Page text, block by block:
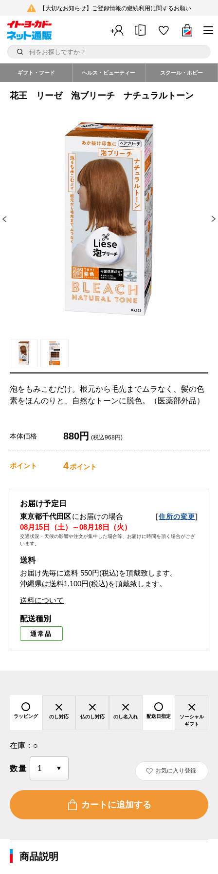
【大切なお知らせ】ご登録情報の継続利用に関するお願い
ギフト・フード ヘルス・ビューティー スクール・ホビー
花王 リーゼ 泡ブリーチ ナチュラルトーン
泡をもみこむだけ。根元から毛先までムラなく、髪の色
素をほんのりと、自然なトーンに脱色。（医薬部外品）
本体価格 880円 (税込968円)
ポイント 4ポイント
お届け予定日
東京都千代田区にお届けの場合 [住所の変更]
08月15日（土）～08月18日（火）
交通状況・天候の影響や注文が集中した場合等、お届けに時間を頂く場合がござ
います。
送料
お届け先毎に送料 550円(税込)を頂戴致します。
沖縄県は送料1,100円(税込)を頂戴致します。
送料について
配送種別
通常品
ラッピング のし対応 仏のし対応 のし名入れ 配送日指定
ソーシャル
ギフト
在庫： ○
数量 お気に入り登録
商品説明